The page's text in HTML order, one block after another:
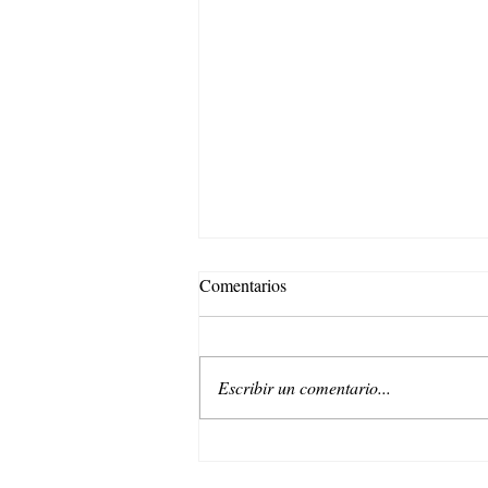
Comentarios
Escribir un comentario...